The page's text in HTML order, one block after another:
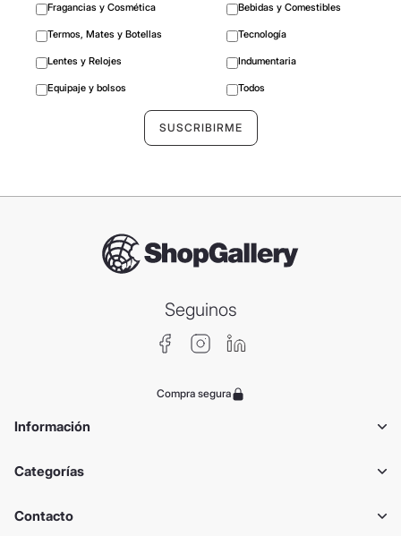
Fragancias y Cosmética Bebidas y Comestibles
Termos, Mates y Botellas Tecnología
Lentes y Relojes Indumentaria
Equipaje y bolsos Todos
Seguinos
Compra segura
Información
Categorías
Contacto